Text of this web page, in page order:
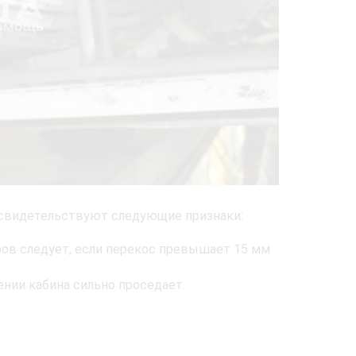
следующие признаки:
следует, если перекос превышает 15 мм
кабина сильно проседает.